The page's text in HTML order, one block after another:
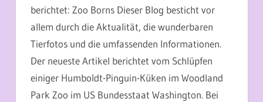
berichtet: Zoo Borns Dieser Blog besticht vor
allem durch die Aktualität, die wunderbaren
Tierfotos und die umfassenden Informationen.
Der neueste Artikel berichtet vom Schlüpfen
einiger Humboldt-Pinguin-Küken im Woodland
Park Zoo im US Bundesstaat Washington. Bei